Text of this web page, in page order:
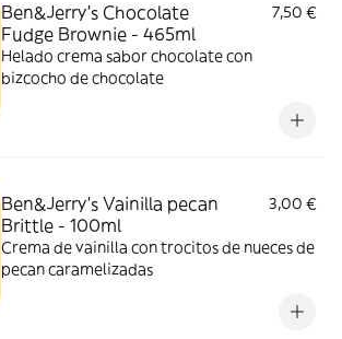
Ben&Jerry’s Chocolate
Fudge Brownie - 465ml
7,50 €
Helado crema sabor chocolate con
bizcocho de chocolate
Ben&Jerry’s Vainilla pecan
Brittle - 100ml
3,00 €
Crema de vainilla con trocitos de nueces de
pecan caramelizadas